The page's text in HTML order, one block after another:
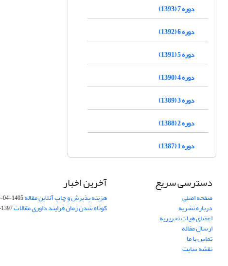
دوره 7 (1393)
دوره 6 (1392)
دوره 5 (1391)
دوره 4 (1390)
دوره 3 (1389)
دوره 2 (1388)
دوره 1 (1387)
دسترسی سریع
صفحه اصلی
درباره نشریه
اعضای هیات تحریریه
ارسال مقاله
تماس با ما
نقشه سایت
آخرین اخبار
هزینه پذیرش و چاپ آنلاین مقاله1405-04-07
کوتاه شدن زمان فرایند داوری مقالات1397-06-05